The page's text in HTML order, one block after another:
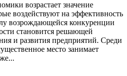
возрастает значение
воздействуют на эффективность
возрождающейся конкуренции
становится решающей
и развития предприятий. Среди
место занимает